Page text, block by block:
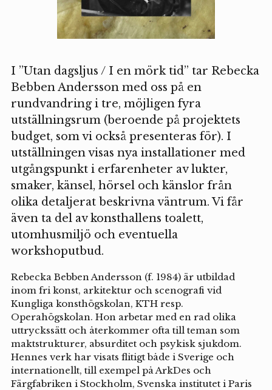
I ”Utan dagsljus / I en mörk tid” tar Rebecka
Bebben Andersson med oss på en
rundvandring i tre, möjligen fyra
utställningsrum (beroende på projektets
budget, som vi också presenteras för). I
utställningen visas nya installationer med
utgångspunkt i erfarenheter av lukter,
smaker, känsel, hörsel och känslor från
olika detaljerat beskrivna väntrum. Vi får
även ta del av konsthallens toalett,
utomhusmiljö och eventuella
workshoputbud.
Rebecka Bebben Andersson (f. 1984) är utbildad
inom fri konst, arkitektur och scenografi vid
Kungliga konsthögskolan, KTH resp.
Operahögskolan. Hon arbetar med en rad olika
uttryckssätt och återkommer ofta till teman som
maktstrukturer, absurditet och psykisk sjukdom.
Hennes verk har visats flitigt både i Sverige och
internationellt, till exempel på ArkDes och
Färgfabriken i Stockholm, Svenska institutet i Paris